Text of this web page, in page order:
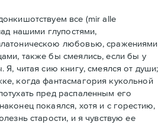
все (mir alle
нашими глупостями,
любовью, сражениями
также бы смеялись, если бы у
Я, читая сию книгу, смеялся от души;
когда фантасмагория кукольной
пред распаленным его
покаялся, хотя и с горестию,
старости, и я чувствую ее